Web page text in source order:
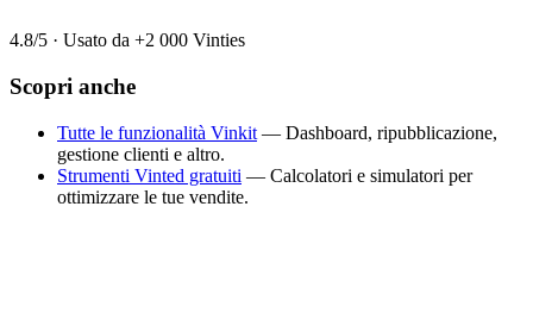
4.8/5 · Usato da +2 000 Vinties
Scopri anche
Tutte le funzionalità Vinkit — Dashboard, ripubblicazione,
gestione clienti e altro.
Strumenti Vinted gratuiti — Calcolatori e simulatori per
ottimizzare le tue vendite.